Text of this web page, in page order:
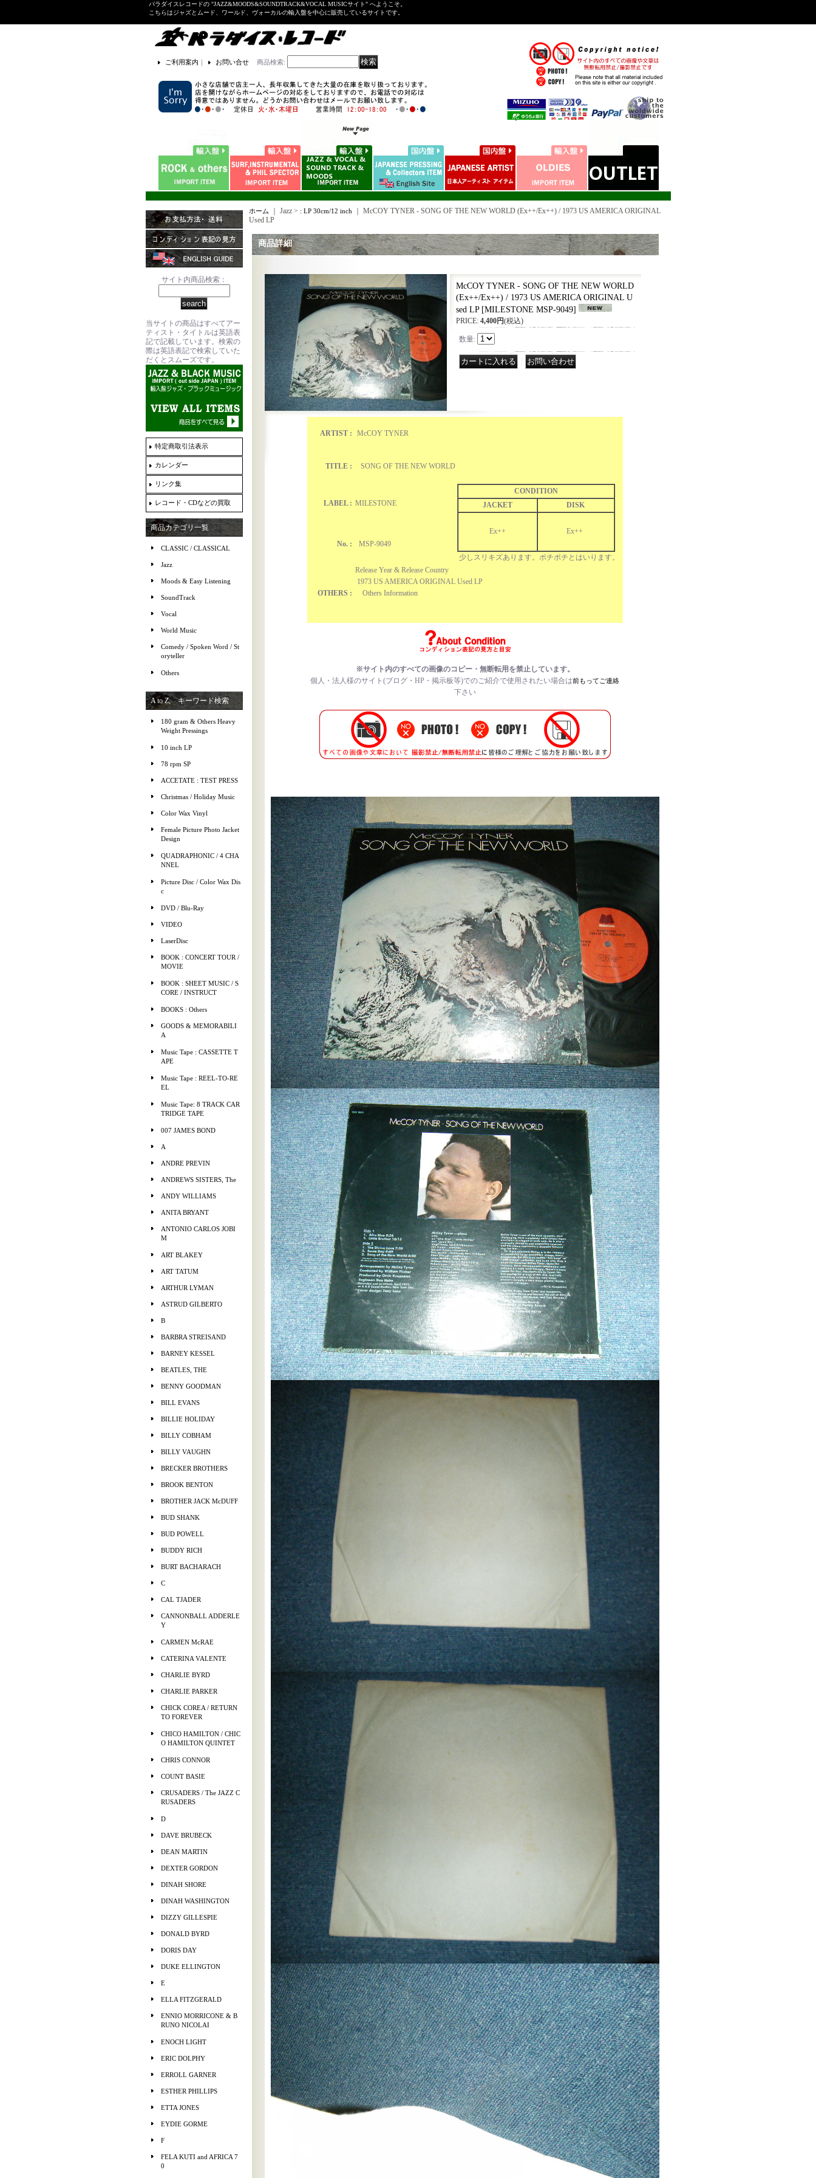
パラダイスレコードの "JAZZ&MOODS&SOUNDTRACK&VOCAL MUSICサイト" へようこそ。
こちらはジャズとムード、ワールド、ヴォーカルの輸入盤を中心に販売しているサイトです。
ご利用案内 ｜ お問い合せ 商品検索:
サイト内商品検索：
当サイトの商品はすべてアー
ティスト・タイトルは英語表
記で記載しています。検索の
際は英語表記で検索していた
だくとスムーズです。
特定商取引法表示
カレンダー
リンク集
レコード・CDなどの買取
商品カテゴリ一覧
CLASSIC / CLASSICAL
Jazz
Moods & Easy Listening
SoundTrack
Vocal
World Music
Comedy / Spoken Word / St
oryteller
Others
A to Z, キーワード検索
180 gram & Others Heavy
Weight Pressings
10 inch LP
78 rpm SP
ACCETATE : TEST PRESS
Christmas / Holiday Music
Color Wax Vinyl
Female Picture Photo Jacket
Design
QUADRAPHONIC / 4 CHA
NNEL
Picture Disc / Color Wax Dis
c
DVD / Blu-Ray
VIDEO
LaserDisc
BOOK : CONCERT TOUR /
MOVIE
BOOK : SHEET MUSIC / S
CORE / INSTRUCT
BOOKS : Others
GOODS & MEMORABILI
A
Music Tape : CASSETTE T
APE
Music Tape : REEL-TO-RE
EL
Music Tape: 8 TRACK CAR
TRIDGE TAPE
007 JAMES BOND
A
ANDRE PREVIN
ANDREWS SISTERS, The
ANDY WILLIAMS
ANITA BRYANT
ANTONIO CARLOS JOBI
M
ART BLAKEY
ART TATUM
ARTHUR LYMAN
ASTRUD GILBERTO
B
BARBRA STREISAND
BARNEY KESSEL
BEATLES, THE
BENNY GOODMAN
BILL EVANS
BILLIE HOLIDAY
BILLY COBHAM
BILLY VAUGHN
BRECKER BROTHERS
BROOK BENTON
BROTHER JACK McDUFF
BUD SHANK
BUD POWELL
BUDDY RICH
BURT BACHARACH
C
CAL TJADER
CANNONBALL ADDERLE
Y
CARMEN McRAE
CATERINA VALENTE
CHARLIE BYRD
CHARLIE PARKER
CHICK COREA / RETURN
TO FOREVER
CHICO HAMILTON / CHIC
O HAMILTON QUINTET
CHRIS CONNOR
COUNT BASIE
CRUSADERS / The JAZZ C
RUSADERS
D
DAVE BRUBECK
DEAN MARTIN
DEXTER GORDON
DINAH SHORE
DINAH WASHINGTON
DIZZY GILLESPIE
DONALD BYRD
DORIS DAY
DUKE ELLINGTON
E
ELLA FITZGERALD
ENNIO MORRICONE & B
RUNO NICOLAI
ENOCH LIGHT
ERIC DOLPHY
ERROLL GARNER
ESTHER PHILLIPS
ETTA JONES
EYDIE GORME
F
FELA KUTI and AFRICA 7
0
ホーム ｜ Jazz > : LP 30cm/12 inch｜ McCOY TYNER - SONG OF THE NEW WORLD (Ex++/Ex++) / 1973 US AMERICA ORIGINAL
Used LP
商品詳細
McCOY TYNER - SONG OF THE NEW WORLD
(Ex++/Ex++) / 1973 US AMERICA ORIGINAL U
sed LP [MILESTONE MSP-9049]
PRICE: 4,400円(税込)
数量:
ARTIST : McCOY TYNER
TITLE : SONG OF THE NEW WORLD
LABEL : MILESTONE
CONDITION
JACKET
DISK
Ex++ Ex++
少しスリキズあります。ポチポチとはいります。
No. : MSP-9049
OTHERS :
Release Year & Release Country
1973 US AMERICA ORIGINAL Used LP
Others Information
※サイト内のすべての画像のコピー・無断転用を禁止しています。
個人・法人様のサイト(ブログ・HP・掲示板等)でのご紹介で使用されたい場合は前もってご連絡
下さい